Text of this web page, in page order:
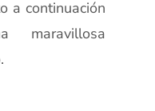
a continuación